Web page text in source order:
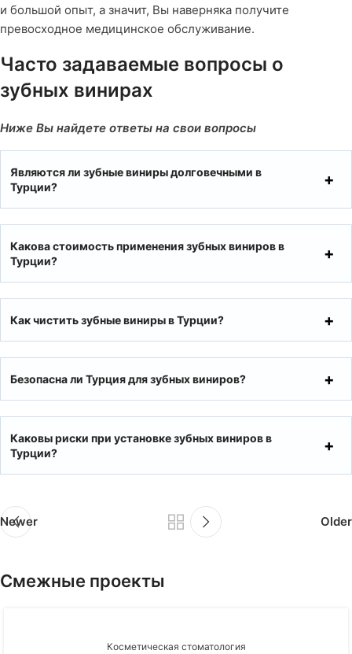
и большой опыт, а значит, Вы наверняка получите
превосходное медицинское обслуживание.
Часто задаваемые вопросы о
зубных винирах
Ниже Вы найдете ответы на свои вопросы
Являются ли зубные виниры долговечными в
Турции?
Какова стоимость применения зубных виниров в
Турции?
Как чистить зубные виниры в Турции?
Безопасна ли Турция для зубных виниров?
Каковы риски при установке зубных виниров в
Турции?
Newer Older
Смежные проекты
Косметическая стоматология